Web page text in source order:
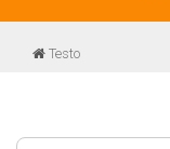
Testo